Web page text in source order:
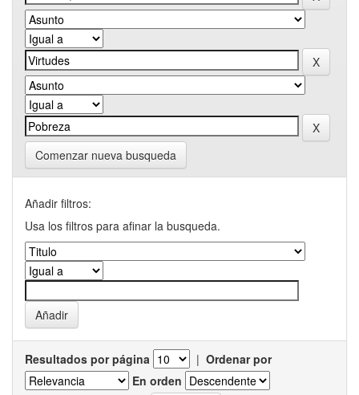
Comenzar nueva busqueda
Añadir filtros:
Usa los filtros para afinar la busqueda.
Resultados por página | Ordenar por
En orden